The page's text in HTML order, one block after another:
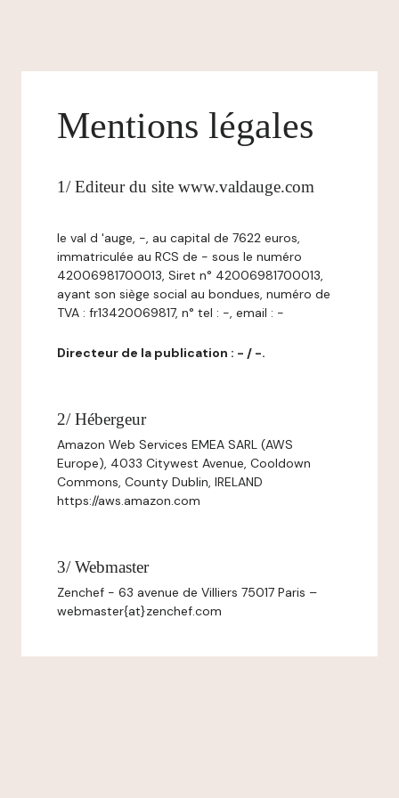
Mentions légales
1/ Editeur du site www.valdauge.com
le val d 'auge, -, au capital de 7622 euros,
immatriculée au RCS de - sous le numéro
42006981700013, Siret n° 42006981700013,
ayant son siège social au bondues, numéro de
TVA : fr13420069817, n° tel : -, email : -
Directeur de la publication : - / -.
2/ Hébergeur
Amazon Web Services EMEA SARL (AWS
Europe), 4033 Citywest Avenue, Cooldown
Commons, County Dublin, IRELAND
https://aws.amazon.com
3/ Webmaster
Zenchef - 63 avenue de Villiers 75017 Paris –
webmaster{at}zenchef.com